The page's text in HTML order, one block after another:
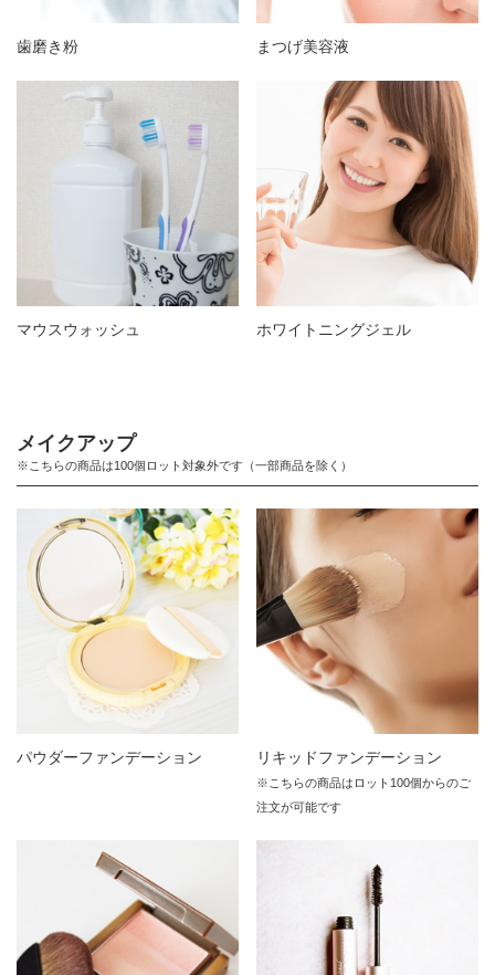
歯磨き粉 まつげ美容液
マウスウォッシュ ホワイトニングジェル
メイクアップ
※こちらの商品は100個ロット対象外です（一部商品を除く）
パウダーファンデーション リキッドファンデーション
※こちらの商品はロット100個からのご
注文が可能です